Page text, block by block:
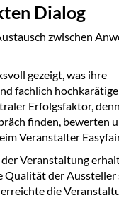
Dialog
zwischen
gezeigt, was ihre
fachlich hochkarätige
Erfolgsfaktor, denn
finden, bewerten
Veranstalter
Veranstaltung
Qualität der Aussteller
die